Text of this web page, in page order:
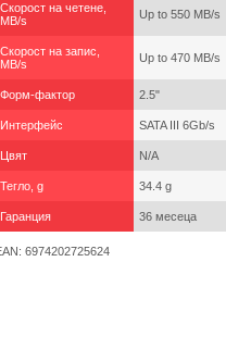
Скорост на четене,
MB/s
Up to 550 MB/s
Скорост на запис,
MB/s
Up to 470 MB/s
Форм-фактор 2.5"
Интерфейс SATA III 6Gb/s
Цвят N/A
Тегло, g 34.4 g
Гаранция 36 месеца
6974202725624